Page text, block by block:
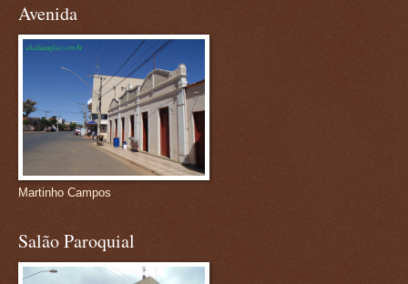
Avenida
Martinho Campos
Salão Paroquial